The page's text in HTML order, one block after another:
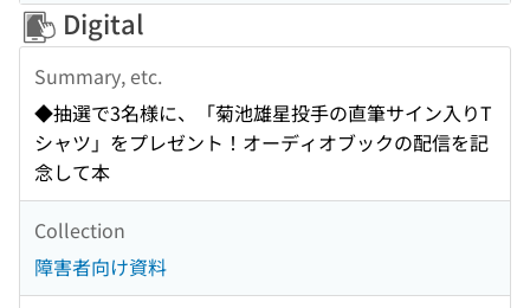
Digital
Summary, etc.
◆抽選で3名様に、「菊池雄星投手の直筆サイン入りT
シャツ」をプレゼント！オーディオブックの配信を記
念して本
Collection
障害者向け資料